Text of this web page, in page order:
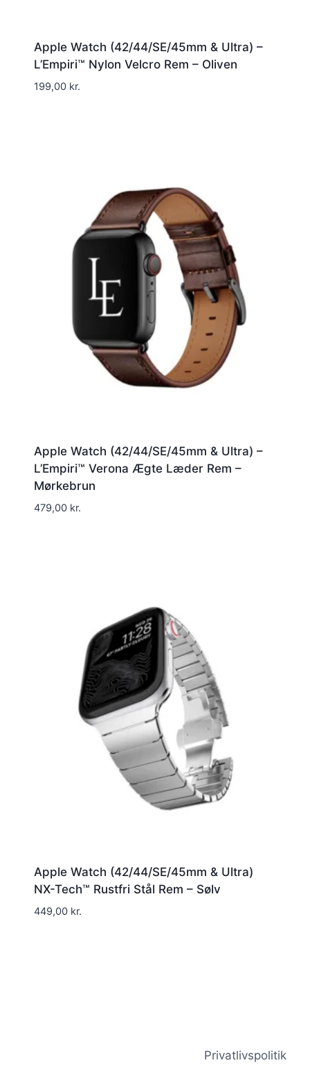
Apple Watch (42/44/SE/45mm & Ultra) –
L’Empiri™ Nylon Velcro Rem – Oliven
199,00 kr.
Apple Watch (42/44/SE/45mm & Ultra) –
L’Empiri™ Verona Ægte Læder Rem –
Mørkebrun
479,00 kr.
Apple Watch (42/44/SE/45mm & Ultra)
NX-Tech™ Rustfri Stål Rem – Sølv
449,00 kr.
Privatlivspolitik